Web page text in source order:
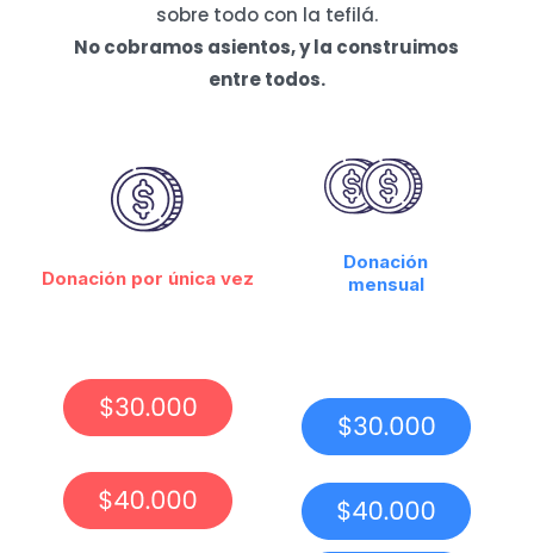
sobre todo con la tefilá.
No cobramos asientos, y la construimos
entre todos.
Donación por única vez
Donación
mensual